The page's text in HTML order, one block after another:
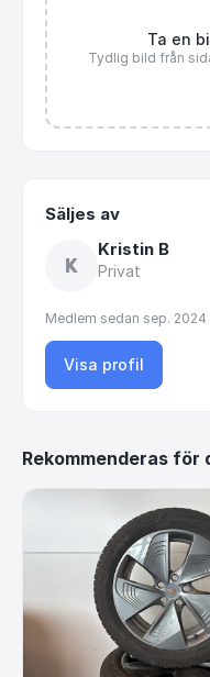
Ta en
Tydlig bild från
Säljes av
K
Kristin B
Privat
Medlem sedan sep. 2024
Visa profil
Rekommenderas för